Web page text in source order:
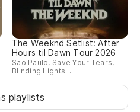
The Weeknd Setlist: After
Hours til Dawn Tour 2026
Sao Paulo, Save Your Tears,
Blinding Lights...
playlists